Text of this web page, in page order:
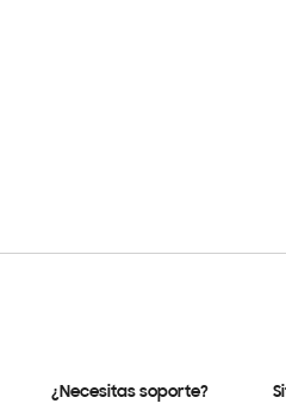
¿Necesitas soporte?